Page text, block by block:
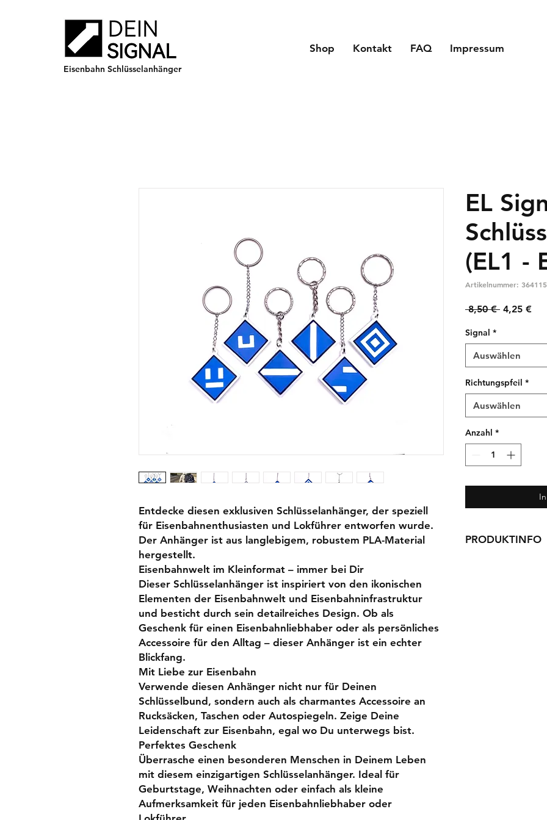
Shop Kontakt FAQ Impressum
Eisenbahn Schlüsselanhänger
Entdecke diesen exklusiven Schlüsselanhänger, der speziell
für Eisenbahnenthusiasten und Lokführer entworfen wurde.
Der Anhänger ist aus langlebigem, robustem PLA-Material
hergestellt.
Eisenbahnwelt im Kleinformat – immer bei Dir
Dieser Schlüsselanhänger ist inspiriert von den ikonischen
Elementen der Eisenbahnwelt und Eisenbahninfrastruktur
und besticht durch sein detailreiches Design. Ob als
Geschenk für einen Eisenbahnliebhaber oder als persönliches
Accessoire für den Alltag – dieser Anhänger ist ein echter
Blickfang.
Mit Liebe zur Eisenbahn
Verwende diesen Anhänger nicht nur für Deinen
Schlüsselbund, sondern auch als charmantes Accessoire an
Rucksäcken, Taschen oder Autospiegeln. Zeige Deine
Leidenschaft zur Eisenbahn, egal wo Du unterwegs bist.
Perfektes Geschenk
Überrasche einen besonderen Menschen in Deinem Leben
mit diesem einzigartigen Schlüsselanhänger. Ideal für
Geburtstage, Weihnachten oder einfach als kleine
Aufmerksamkeit für jeden Eisenbahnliebhaber oder
EL
(EL1 -
Artikelnummer:
8,50 € 4,25 €Sale-
Signal *
Auswählen
Richtungspfeil *
Auswählen
Anzahl *
PRODUKTINFO